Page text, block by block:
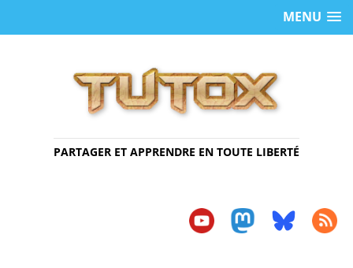
MENU
PARTAGER ET APPRENDRE EN TOUTE LIBERTÉ